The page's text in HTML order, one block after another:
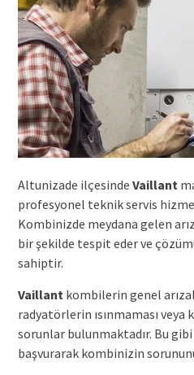
Altunizade ilçesinde Vaillant
profesyonel teknik servis
Kombinizde meydana gelen
bir şekilde tespit eder ve
sahiptir.
Vaillant kombilerin genel
radyatörlerin ısınmaması veya
sorunlar bulunmaktadır. Bu
başvurarak kombinizin